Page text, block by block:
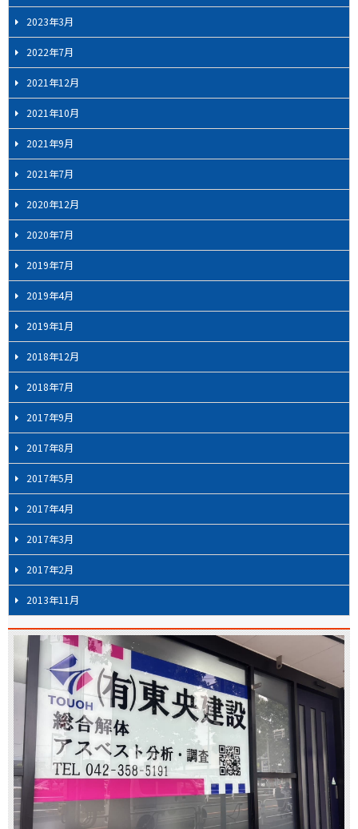
2023年3月
2022年7月
2021年12月
2021年10月
2021年9月
2021年7月
2020年12月
2020年7月
2019年7月
2019年4月
2019年1月
2018年12月
2018年7月
2017年9月
2017年8月
2017年5月
2017年4月
2017年3月
2017年2月
2013年11月